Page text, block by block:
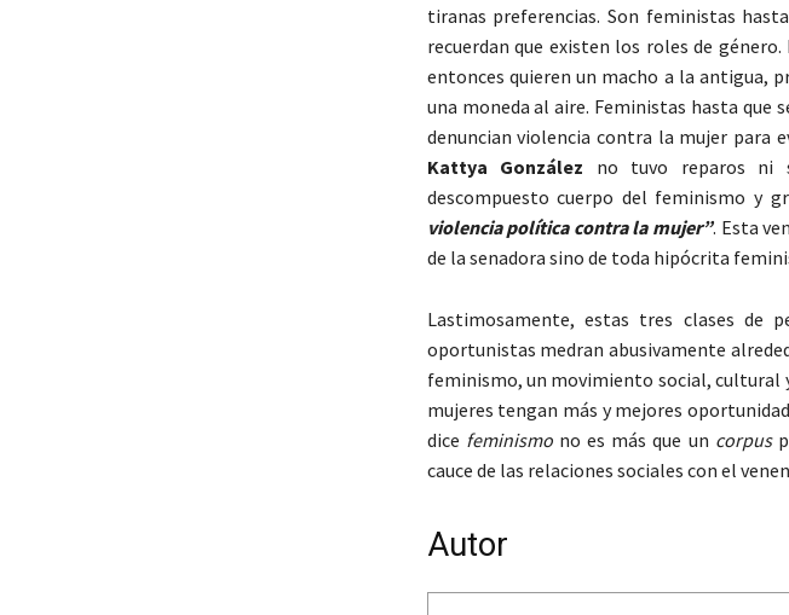
tiranas preferencias. Son feministas
recuerdan que existen los roles de
entonces quieren un macho a la antigua,
una moneda al aire. Feministas hasta que
denuncian violencia contra la mujer para
Kattya González no tuvo reparos ni
descompuesto cuerpo del feminismo y
violencia política contra la mujer”. Esta
de la senadora sino de toda hipócrita
Lastimosamente, estas tres clases de
oportunistas medran abusivamente
feminismo, un movimiento social, cultural
mujeres tengan más y mejores
dice feminismono es más que un corpus
cauce de las relaciones sociales con el
Autor